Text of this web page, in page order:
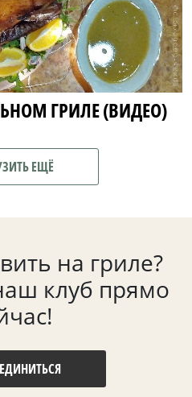
ГРИЛЕ (ВИДЕО)
ЕЩЁ
на гриле?
клуб прямо